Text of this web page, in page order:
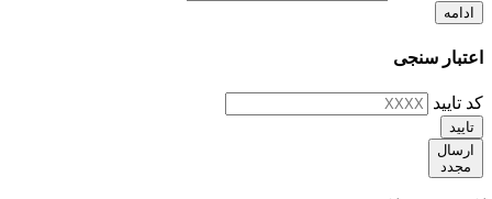
ادامه
اعتبار سنجی
کد تایید
تایید
ارسال
مجدد